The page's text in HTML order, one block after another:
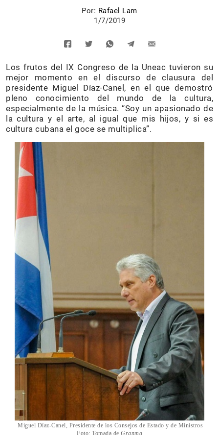
Por: Rafael Lam
1/7/2019
Los frutos del IX Congreso de la Uneac tuvieron su
mejor momento en el discurso de clausura del
presidente Miguel Díaz-Canel, en el que demostró
pleno conocimiento del mundo de la cultura,
especialmente de la música. “Soy un apasionado de
la cultura y el arte, al igual que mis hijos, y si es
cultura cubana el goce se multiplica”.
Miguel Díaz-Canel, Presidente de los Consejos de Estado y de Ministros
Foto: Tomada de Granma